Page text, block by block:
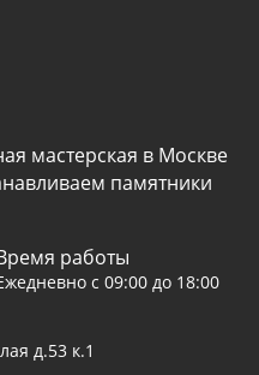
мастерская в Москве
памятники
работы
с 09:00 до 18:00
д.53 к.1